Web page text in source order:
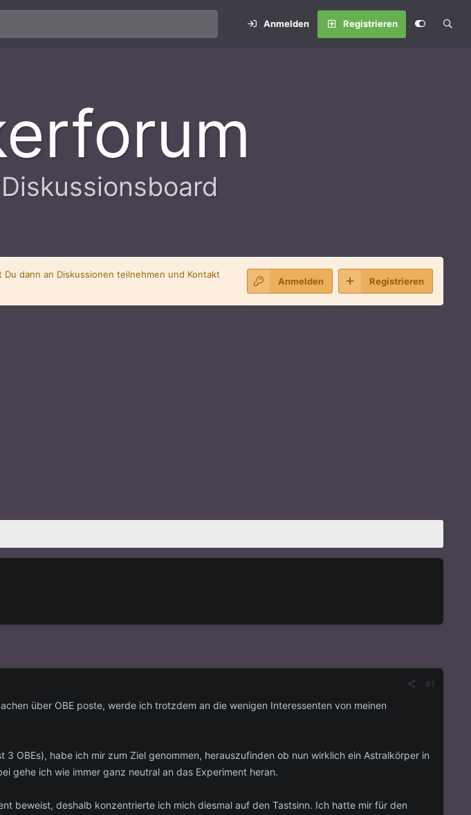
Anmelden Registrieren
dann an Diskussionen teilnehmen und Kontakt
Anmelden Registrieren
#1
über OBE poste, werde ich trotzdem an die wenigen Interessenten von meinen
OBEs), habe ich mir zum Ziel genommen, herauszufinden ob nun wirklich ein Astralkörper in
gehe ich wie immer ganz neutral an das Experiment heran.
beweist, deshalb konzentrierte ich mich diesmal auf den Tastsinn. Ich hatte mir für den